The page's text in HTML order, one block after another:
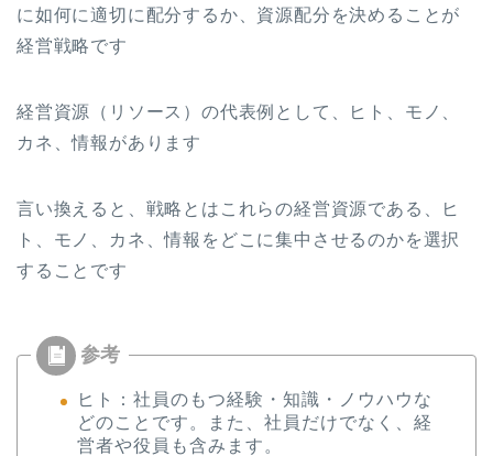
に如何に適切に配分するか、資源配分を決めることが
経営戦略です
経営資源（リソース）の代表例として、ヒト、モノ、
カネ、情報があります
言い換えると、戦略とはこれらの経営資源である、ヒ
ト、モノ、カネ、情報をどこに集中させるのかを選択
することです
ヒト：社員のもつ経験・知識・ノウハウな
どのことです。また、社員だけでなく、経
営者や役員も含みます。